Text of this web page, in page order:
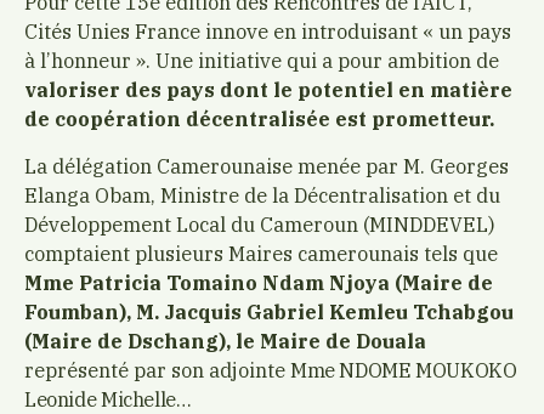
Cités Unies France innove en introduisant « un pays
à l’honneur ». Une initiative qui a pour ambition de
valoriser des pays dont le potentiel en matière
de coopération décentralisée est prometteur.
La délégation Camerounaise menée par M. Georges
Elanga Obam, Ministre de la Décentralisation et du
Développement Local du Cameroun (MINDDEVEL)
comptaient plusieurs Maires camerounais tels que
Mme Patricia Tomaino Ndam Njoya (Maire de
Foumban), M. Jacquis Gabriel Kemleu Tchabgou
(Maire de Dschang), le Maire de Douala
représenté par son adjointeMme NDOME MOUKOKO
Leonide Michelle…